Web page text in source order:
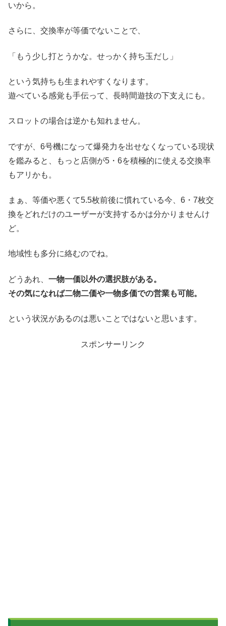
いから。
さらに、交換率が等価でないことで、
「もう少し打とうかな。せっかく持ち玉だし」
という気持ちも生まれやすくなります。
遊べている感覚も手伝って、長時間遊技の下支えにも。
スロットの場合は逆かも知れません。
ですが、6号機になって爆発力を出せなくなっている現状
を鑑みると、もっと店側が5・6を積極的に使える交換率
もアリかも。
まぁ、等価や悪くて5.5枚前後に慣れている今、6・7枚交
換をどれだけのユーザーが支持するかは分かりませんけ
ど。
地域性も多分に絡むのでね。
どうあれ、 一物一価以外の選択肢がある。
その気になれば二物二価や一物多価での営業も可能。
という状況があるのは悪いことではないと思います。
スポンサーリンク